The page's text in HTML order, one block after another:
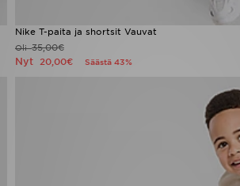
Nike T-paita ja shortsit Vauvat
Oli35,00€
Nyt 20,00€ Säästä 43%